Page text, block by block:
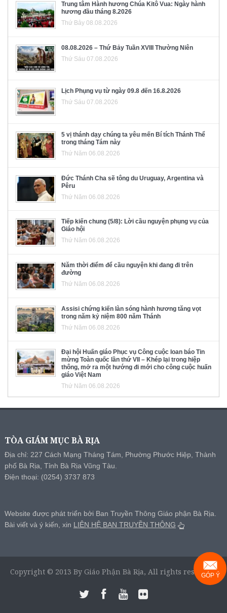
Trung tâm Hành hương Chúa Kitô Vua: Ngày hành
hương đầu tháng 8.2026
Thứ Bảy 08.08.2026
08.08.2026 – Thứ Bảy Tuần XVIII Thường Niên
Thứ Sáu 07.08.2026
Lịch Phụng vụ từ ngày 09.8 đến 16.8.2026
Thứ Sáu 07.08.2026
5 vị thánh dạy chúng ta yêu mến Bí tích Thánh Thể
trong tháng Tám này
Thứ Năm 06.08.2026
Đức Thánh Cha sẽ tông du Uruguay, Argentina và
Pêru
Thứ Năm 06.08.2026
Tiếp kiến chung (5/8): Lời cầu nguyện phụng vụ của
Giáo hội
Thứ Năm 06.08.2026
Năm thời điểm để cầu nguyện khi đang đi trên
đường
Thứ Năm 06.08.2026
Assisi chứng kiến làn sóng hành hương tăng vọt
trong năm kỷ niệm 800 năm Thánh
Thứ Năm 06.08.2026
Đại hội Huấn giáo Phục vụ Công cuộc loan báo Tin
mừng Toàn quốc lần thứ VII – Khép lại trong hiệp
thông, mở ra một hướng đi mới cho công cuộc huấn
giáo Việt Nam
Thứ Năm 06.08.2026
TÒA GIÁM MỤC BÀ RỊA
Địa chỉ: 227 Cách Mạng Tháng Tám, Phường Phước Hiệp, Thành
phố Bà Rịa, Tỉnh Bà Rịa Vũng Tàu.
Điện thoại: (0254) 3737 873
Website được phát triển bởi Ban Truyền Thông Giáo phận Bà Rịa.
Bài viết và ý kiến, xin LIÊN HỆ BAN TRUYỀN THÔNG
Copyright © 2013 By Giáo Phận Bà Rịa, All rights reserved.
GÓP Ý